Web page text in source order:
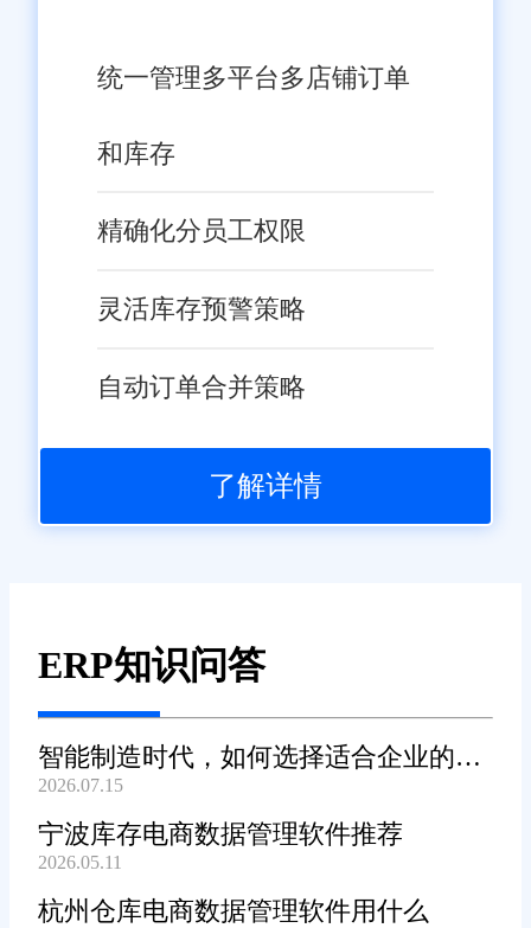
统一管理多平台多店铺订单
和库存
精确化分员工权限
灵活库存预警策略
自动订单合并策略
了解详情
ERP知识问答
智能制造时代，如何选择适合企业的
WMS系统?
2026.07.15
宁波库存电商数据管理软件推荐
2026.05.11
杭州仓库电商数据管理软件用什么